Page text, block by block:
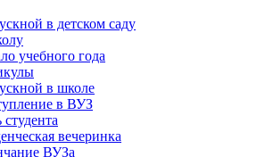
в детском саду
учебного года
в школе
в ВУЗ
вечеринка
ВУЗа